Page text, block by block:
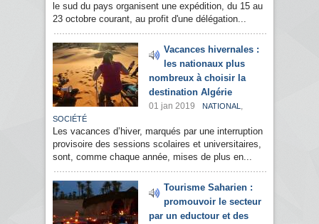
le sud du pays organisent une expédition, du 15 au
23 octobre courant, au profit d'une délégation...
Vacances hivernales :
les nationaux plus
nombreux à choisir la
destination Algérie
01 jan 2019 NATIONAL ,
SOCIÉTÉ
Les vacances d’hiver, marqués par une interruption
provisoire des sessions scolaires et universitaires,
sont, comme chaque année, mises de plus en...
Tourisme Saharien :
promouvoir le secteur
par un eductour et des